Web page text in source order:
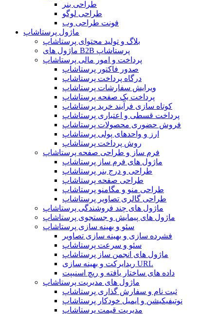
طراحی بنر
طراحی لوگو
فونت طراحی وب
ماژول پرستاشاپ
بلاگ و تولید محتوای پرستاشاپ
ماژول های B2B پرستاشاپ
پرداخت و امور مالی پرستاشاپ
صدور فاکتور پرستاشاپ
درگاه پرداخت پرستاشاپ
ویرایش سفارشات پرستاشاپ
پرداخت یک صفحه پرستاشاپ
کوتاه سازی فرآیند خرید پرستاشاپ
پرداخت قسطی و اعتباری پرستاشاپ
فروش حضوری محصولات پرستاشاپ
ارز و واحدهای پولی پرستاشاپ
روش پرداخت پرستاشاپ
فرم ساز و طراحی صفحه پرستاشاپ
ماژول های فرم ساز پرستاشاپ
طراحی و درج بنر پرستاشاپ
طراحی صفحه پرستاشاپ
طراحی منو و مگامنو پرستاشاپ
طراحی گالری تصاویر پرستاشاپ
ماژول های چند فروشندگی پرستاشاپ
ماژول های پیمایش و جستجوی پرستاشاپ
سئو و بهینه سازی پرستاشاپ
فشرده سازی و بهینه سازی تصاویر
سئو و سرعت پرستاشاپ
ماژول های انجمن ساز پرستاشاپ
ریدایرکت و بهینه سازی URL
داده های ساختار یافته و ریچ اسنیپت
ماژول های مدیریت پرستاشاپ
ثبت نام و سفارش گذاری پرستاشاپ
نوتیفیکیشن و ایمیل خودکار پرستاشاپ
مدیریت قیمت پرستاشاپ